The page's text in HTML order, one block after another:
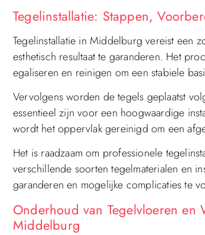
Tegelinstallatie: Stappen,
Tegelinstallatie in Middelburg vereist een
esthetisch resultaat te garanderen. Het
egaliseren en reinigen om een stabiele
Vervolgens worden de tegels geplaatst
essentieel zijn voor een hoogwaardige
wordt het oppervlak gereinigd om een
Het is raadzaam om professionele
verschillende soorten tegelmaterialen en
garanderen en mogelijke complicaties te
Onderhoud van Tegelvloeren en
Middelburg